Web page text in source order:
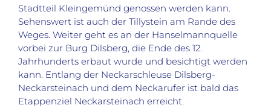
Stadtteil Kleingemünd genossen werden kann.
Sehenswert ist auch der Tillystein am Rande des
Weges. Weiter geht es an der Hanselmannquelle
vorbei zur Burg Dilsberg, die Ende des 12.
Jahrhunderts erbaut wurde und besichtigt werden
kann. Entlang der Neckarschleuse Dilsberg-
Neckarsteinach und dem Neckarufer ist bald das
Etappenziel Neckarsteinach erreicht.